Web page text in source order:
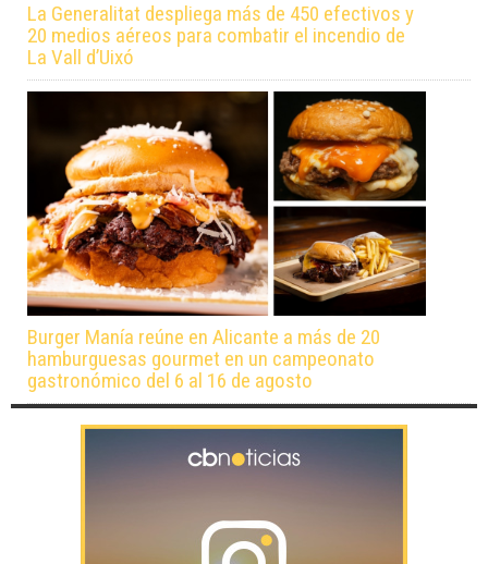
La Generalitat despliega más de 450 efectivos y
20 medios aéreos para combatir el incendio de
La Vall d’Uixó
Burger Manía reúne en Alicante a más de 20
hamburguesas gourmet en un campeonato
gastronómico del 6 al 16 de agosto